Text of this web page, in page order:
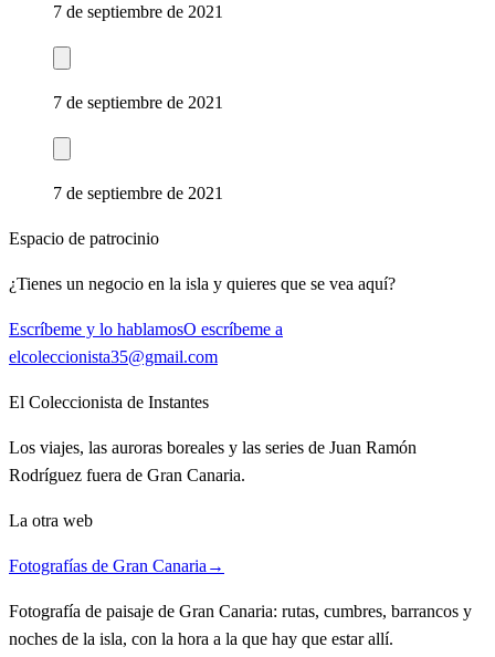
7 de septiembre de 2021
7 de septiembre de 2021
7 de septiembre de 2021
Espacio de patrocinio
¿Tienes un negocio en la isla y quieres que se vea aquí?
Escríbeme y lo hablamosO escríbeme a
elcoleccionista35@gmail.com
El Coleccionista de Instantes
Los viajes, las auroras boreales y las series de Juan Ramón
Rodríguez fuera de Gran Canaria.
La otra web
Fotografías de Gran Canaria →
Fotografía de paisaje de Gran Canaria: rutas, cumbres, barrancos y
noches de la isla, con la hora a la que hay que estar allí.